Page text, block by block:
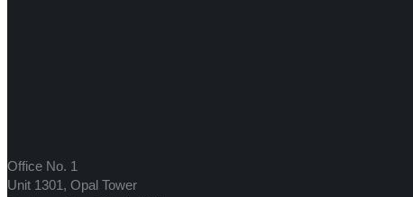
Office No. 1
Unit 1301, Opal Tower